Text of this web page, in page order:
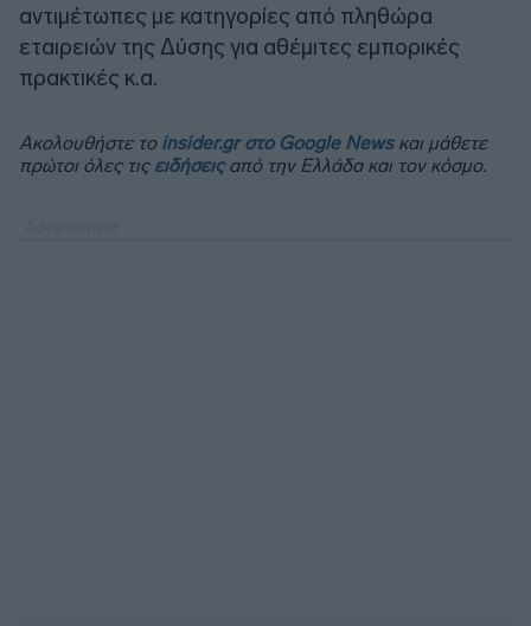
αντιμέτωπες με κατηγορίες από πληθώρα
εταιρειών της Δύσης για αθέμιτες εμπορικές
πρακτικές κ.α.
Ακολουθήστε το insider.gr στο Google Newsκαι μάθετε
πρώτοι όλες τις ειδήσειςαπό την Ελλάδα και τον κόσμο.